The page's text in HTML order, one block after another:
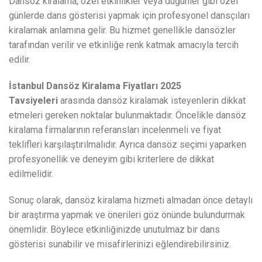
günlerde dans gösterisi yapmak için profesyonel dansçıları
kiralamak anlamına gelir. Bu hizmet genellikle dansözler
tarafından verilir ve etkinliğe renk katmak amacıyla tercih
edilir.
İstanbul Dansöz Kiralama Fiyatları 2025
Tavsiyeleri arasında dansöz kiralamak isteyenlerin dikkat
etmeleri gereken noktalar bulunmaktadır. Öncelikle dansöz
kiralama firmalarının referansları incelenmeli ve fiyat
teklifleri karşılaştırılmalıdır. Ayrıca dansöz seçimi yaparken
profesyonellik ve deneyim gibi kriterlere de dikkat
edilmelidir.
Sonuç olarak, dansöz kiralama hizmeti almadan önce detaylı
bir araştırma yapmak ve önerileri göz önünde bulundurmak
önemlidir. Böylece etkinliğinizde unutulmaz bir dans
gösterisi sunabilir ve misafirlerinizi eğlendirebilirsiniz.